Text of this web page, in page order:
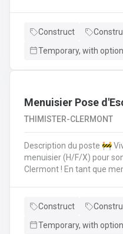
vous épanouir dans une
Construct
Temporary, with
Menuisier Pose
THIMISTER-CLERMONT
Description du poste 🚧 Vivaldis Construct recherche un
menuisier (H/F/X) pour
Clermont ! En tant que menuisier spécialisé dans la
escaliers dans divers
équipe de trois ouvriers 💪 Avantages de la CP124 ✍️ Un
Construct
Temporary, with